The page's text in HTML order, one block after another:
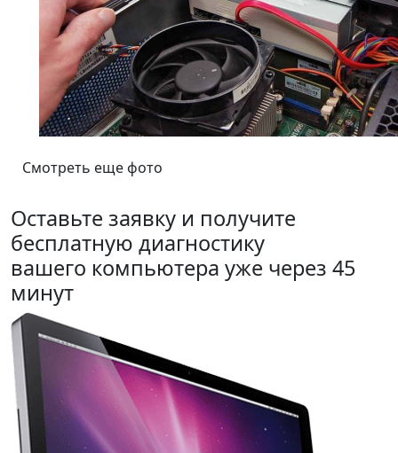
Смотреть еще фото
Оставьте заявку и получите
бесплатную диагностику
вашего компьютера уже через 45
минут